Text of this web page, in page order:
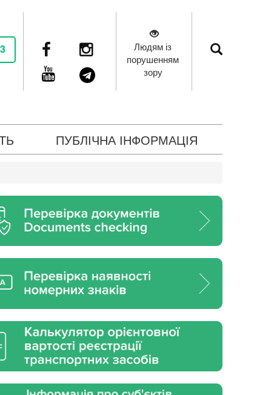
Людям із
порушенням
зору
ПУБЛІЧНА ІНФОРМАЦІЯ